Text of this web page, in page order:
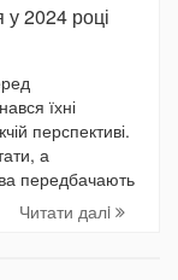
у 2024 році
їхні
перспективі.
а
передбачають
Читати далi